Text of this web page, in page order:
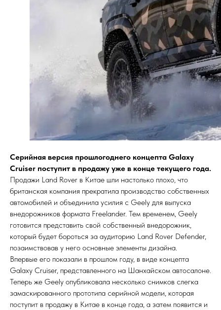
Серийная версия прошлогоднего концепта Galaxy
Cruiser поступит в продажу уже в конце текущего года.
Продажи Land Rover в Китае шли настолько плохо, что
британская компания прекратила производство собственных
автомобилей и объединила усилия с Geely для выпуска
внедорожников формата Freelander. Тем временем, Geely
готовится представить свой собственный внедорожник,
который будет бороться за аудиторию Land Rover Defender,
позаимствовав у него основные элементы дизайна.
Впервые его показали в прошлом году, в виде концепта
Galaxy Cruiser, представленного на Шанхайском автосалоне.
Теперь же Geely опубликовала несколько снимков слегка
замаскированного прототипа серийной модели, которая
поступит в продажу в Китае в конце года, а затем появится и